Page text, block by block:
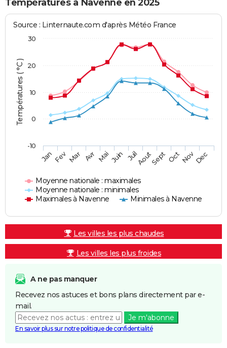
Températures à Navenne en 2025
Températures ( °C )
Source : Linternaute.com d'après Météo France
Moyenne nationale : maximales
Moyenne nationale : minimales
Maximales à Navenne
Minimales à Navenne
JanFev Mar Avr MaiJuin JuilAoutSept OctNovDec
-10
0
10
20
30
Les villes les plus chaudes
Les villes les plus froides
A ne pas manquer
Recevez nos astuces et bons plans directement par e-
mail.
Je m'abonne
En savoir plus sur notre politique de confidentialité